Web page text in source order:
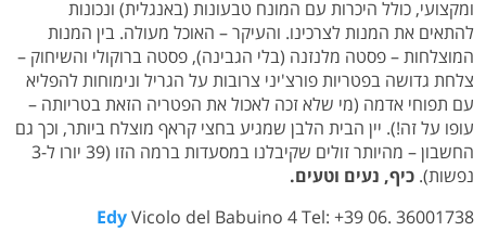
ומקצועי, כולל היכרות עם המונח טבעונות (באנגלית) ונכונות
להתאים את המנות לצרכינו. והעיקר – האוכל מעולה. בין המנות
המוצלחות – פסטה מלנזנה (בלי הגבינה), פסטה ברוקולי והשיחוק –
צלחת גדושה בפטריות פורצ'יני צרובות על הגריל ונימוחות להפליא
עם תפוחי אדמה (מי שלא זכה לאכול את הפטריה הזאת בטריותה –
עופו על זה!). יין הבית הלבן שמגיע בחצי קראף מוצלח ביותר, וכך גם
החשבון – מהיותר זולים שקיבלנו במסעדות ברמה הזו (39 יורו ל-3
נפשות). כיף, נעים וטעים.
EdyVicolo del Babuino 4 Tel: +39 06. 36001738